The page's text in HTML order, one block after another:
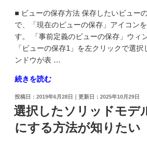
期
設
定
に
戻
た
い"
の
イ
ヤ
ー
フ
レ
ム
表
示
を
切
■ ビューの保存方法 保存したいビュー
で、「現在のビューの保存」アイコン
す。 「事前定義のビューの保存」ウィ
「ビューの保存1」を左クリックで選択
ンドウが表 …
"ビ
ー
を
保
続きを読む
投
稿
日:
2019年6月28日 2025年10月29日
選択したソリッドモデ
にする方法が知りたい